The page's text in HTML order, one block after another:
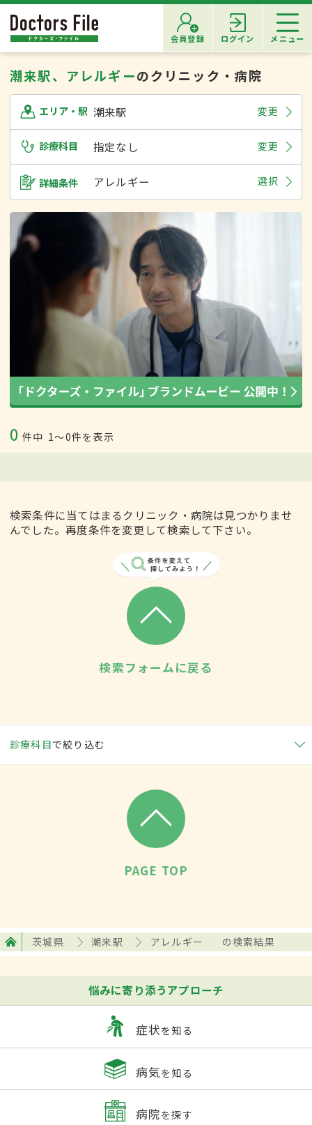
会員登録 ログイン メニュー
潮来駅、アレルギーのクリニック・病院
エリア・駅 潮来駅 変更
診療科目 指定なし 変更
詳細条件 アレルギー 選択
0 件中 1〜0件を表示
検索条件に当てはまるクリニック・病院は見つかりませ
んでした。再度条件を変更して検索して下さい。
検索フォームに戻る
診療科目で絞り込む
PAGE TOP
茨城県 潮来駅 アレルギー の検索結果
悩みに寄り添うアプローチ
症状を知る
病気を知る
病院を探す